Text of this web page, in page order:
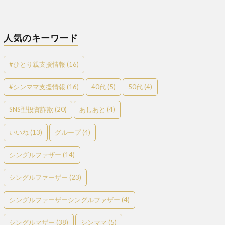
人気のキーワード
#ひとり親支援情報 (16)
#シンママ支援情報 (16) 40代 (5) 50代 (4)
SNS型投資詐欺 (20) あしあと (4)
いいね (13) グループ(4)
シングルファザー (14)
シングルファーザー (23)
シングルファーザーシングルファザー (4)
シングルマザー (38) シンママ (5)